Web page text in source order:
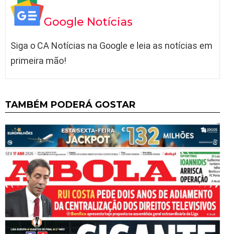
Google Notícias
Siga o CA Notícias na Google e leia as notícias em
primeira mão!
TAMBÉM PODERÁ GOSTAR